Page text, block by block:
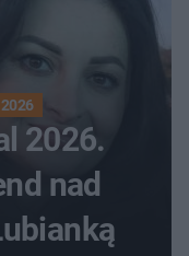
2026
2026.
nad